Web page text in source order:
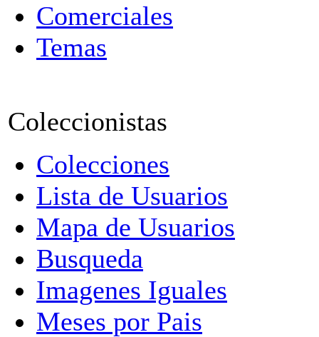
Comerciales
Temas
Coleccionistas
Colecciones
Lista de Usuarios
Mapa de Usuarios
Busqueda
Imagenes Iguales
Meses por Pais